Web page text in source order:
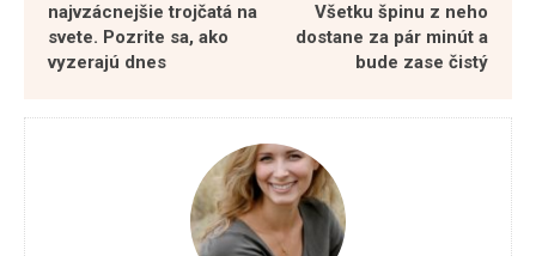
najvzácnejšie trojčatá na
svete. Pozrite sa, ako
vyzerajú dnes
Všetku špinu z neho
dostane za pár minút a
bude zase čistý